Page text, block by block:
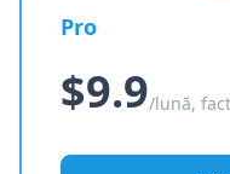
Pro
$9.9/lună,